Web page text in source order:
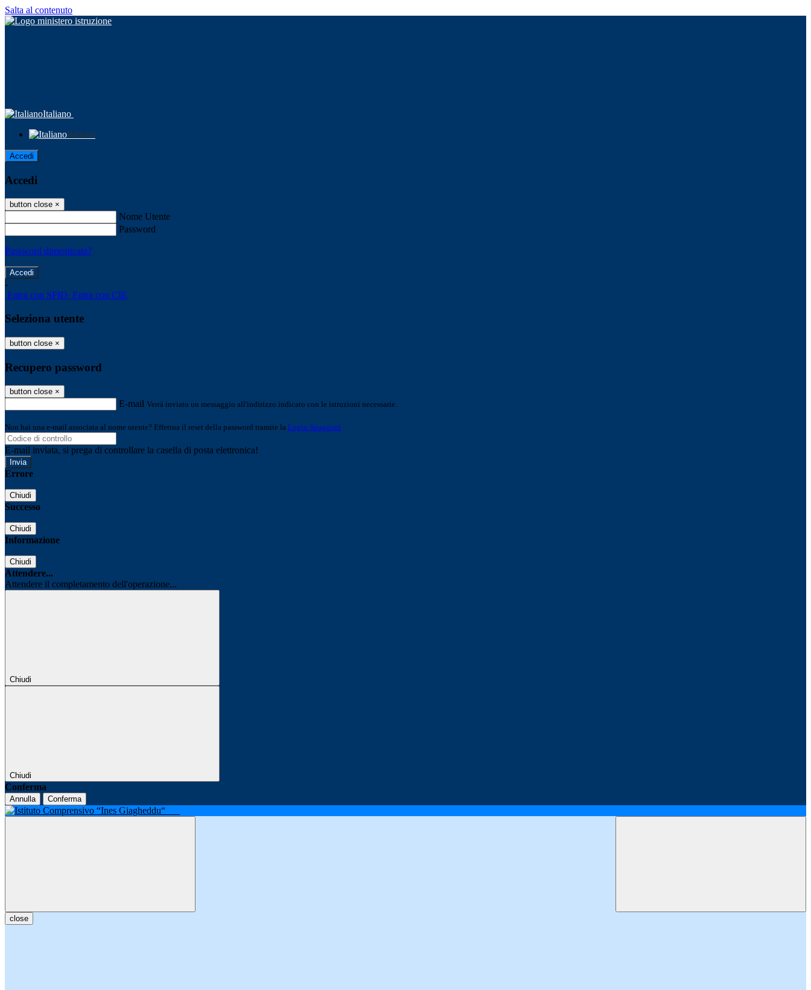
Salta al contenuto
Italiano
Italiano
Accedi
Accedi
button close ×
Nome Utente
Password
Password dimenticata?
-
Entra con SPID Entra con CIE
Seleziona utente
button close ×
Recupero password
button close ×
E-mail Verrà inviato un messaggio all'indirizzo indicato con le istruzioni necessarie.
Non hai una e-mail associata al nome utente? Effettua il reset della password tramite la Login Spaggiari
E-mail inviata, si prega di controllare la casella di posta elettronica!
Errore
Chiudi
Successo
Chiudi
Informazione
Chiudi
Attendere...
Attendere il completamento dell'operazione...
Chiudi
Chiudi
Conferma
Annulla Conferma
close